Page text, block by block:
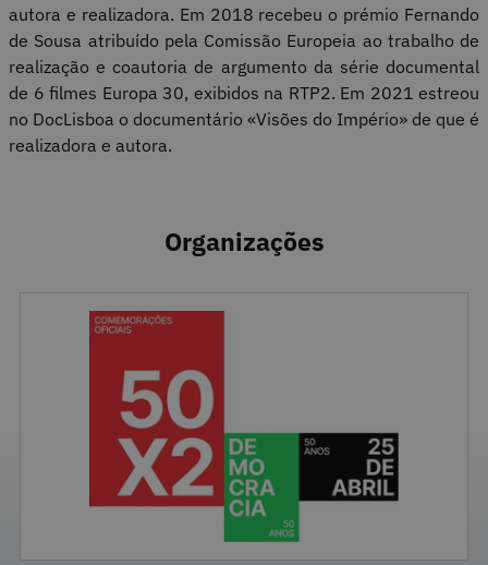
autora e realizadora. Em 2018 recebeu o prémio Fernando
de Sousa atribuído pela Comissão Europeia ao trabalho de
realização e coautoria de argumento da série documental
de 6 filmes Europa 30, exibidos na RTP2. Em 2021 estreou
no DocLisboa o documentário «Visões do Império» de que é
realizadora e autora.
Organizações